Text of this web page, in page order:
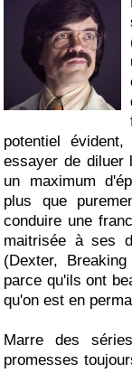
potentiel
essayer de diluer
un maximum
plus que
conduire une
maitrisée à ses
(Dexter,
parce qu'ils ont
qu'on est en
Marre des
promesses